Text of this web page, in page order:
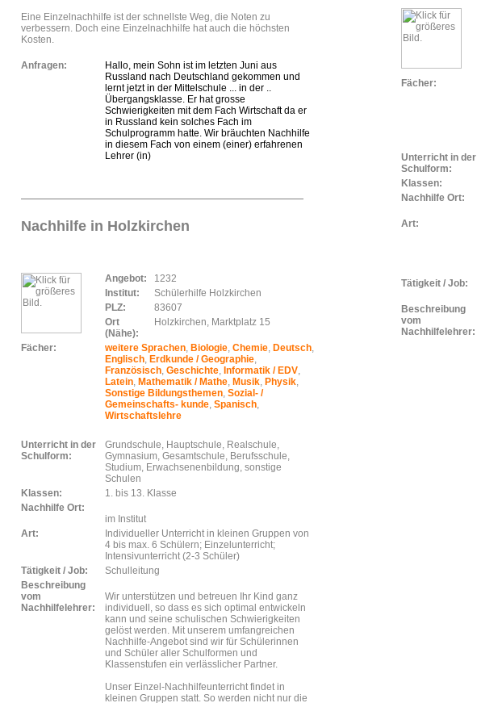
Eine Einzelnachhilfe ist der schnellste Weg, die Noten zu
verbessern. Doch eine Einzelnachhilfe hat auch die höchsten
Kosten.
Anfragen:
Hallo, mein Sohn ist im letzten Juni aus
Russland nach Deutschland gekommen und
lernt jetzt in der Mittelschule ... in der ..
Übergangsklasse. Er hat grosse
Schwierigkeiten mit dem Fach Wirtschaft da er
in Russland kein solches Fach im
Schulprogramm hatte. Wir bräuchten Nachhilfe
in diesem Fach von einem (einer) erfahrenen
Lehrer (in)
Nachhilfe in Holzkirchen
Angebot:
1232
Institut:
Schülerhilfe Holzkirchen
PLZ:
83607
Ort
(Nähe):
Holzkirchen, Marktplatz 15
Fächer: weitere Sprachen, Biologie, Chemie, Deutsch,
Englisch, Erdkunde / Geographie,
Französisch, Geschichte, Informatik / EDV,
Latein, Mathematik / Mathe, Musik, Physik,
Sonstige Bildungsthemen, Sozial- /
Gemeinschafts- kunde, Spanisch,
Wirtschaftslehre
Unterricht in der
Schulform:
Grundschule, Hauptschule, Realschule,
Gymnasium, Gesamtschule, Berufsschule,
Studium, Erwachsenenbildung, sonstige
Schulen
Klassen:
1. bis 13. Klasse
Nachhilfe Ort:
im Institut
Art:
Individueller Unterricht in kleinen Gruppen von
4 bis max. 6 Schülern; Einzelunterricht;
Intensivunterricht (2-3 Schüler)
Tätigkeit / Job:
Schulleitung
Beschreibung
vom
Nachhilfelehrer:
Wir unterstützen und betreuen Ihr Kind ganz
individuell, so dass es sich optimal entwickeln
kann und seine schulischen Schwierigkeiten
gelöst werden. Mit unserem umfangreichen
Nachhilfe-Angebot sind wir für Schülerinnen
und Schüler aller Schulformen und
Klassenstufen ein verlässlicher Partner.
Unser Einzel-Nachhilfeunterricht findet in
kleinen Gruppen statt. So werden nicht nur die
Fächer:
Unterricht in der
Schulform:
Klassen:
Nachhilfe Ort:
Art:
Tätigkeit / Job:
Beschreibung
vom
Nachhilfelehrer: